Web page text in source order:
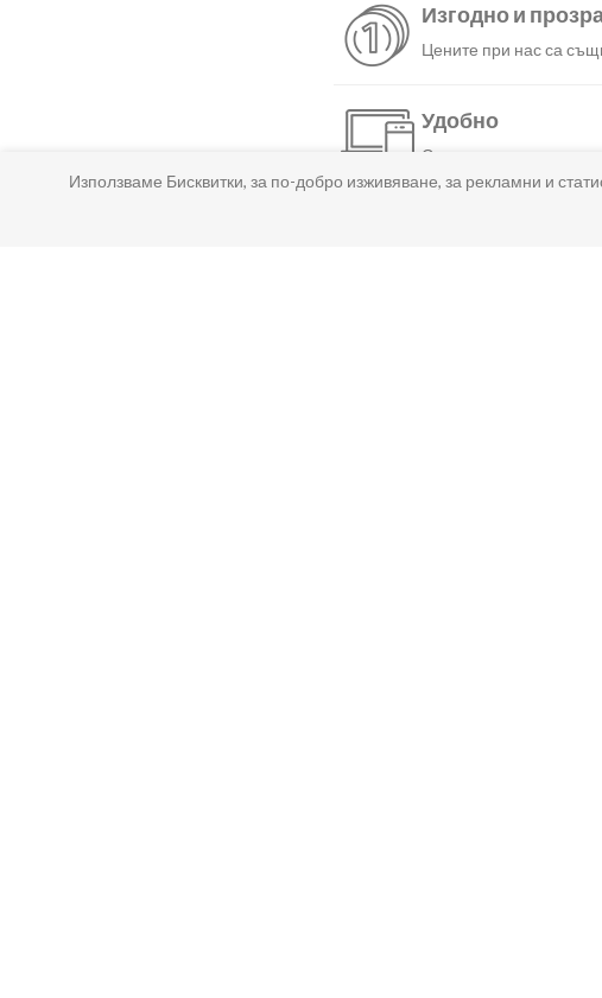
Изгодно и
Цените при нас са
Удобно
С няколко натискания
Използваме Бисквитки, за по-добро изживяване, за рекламни и